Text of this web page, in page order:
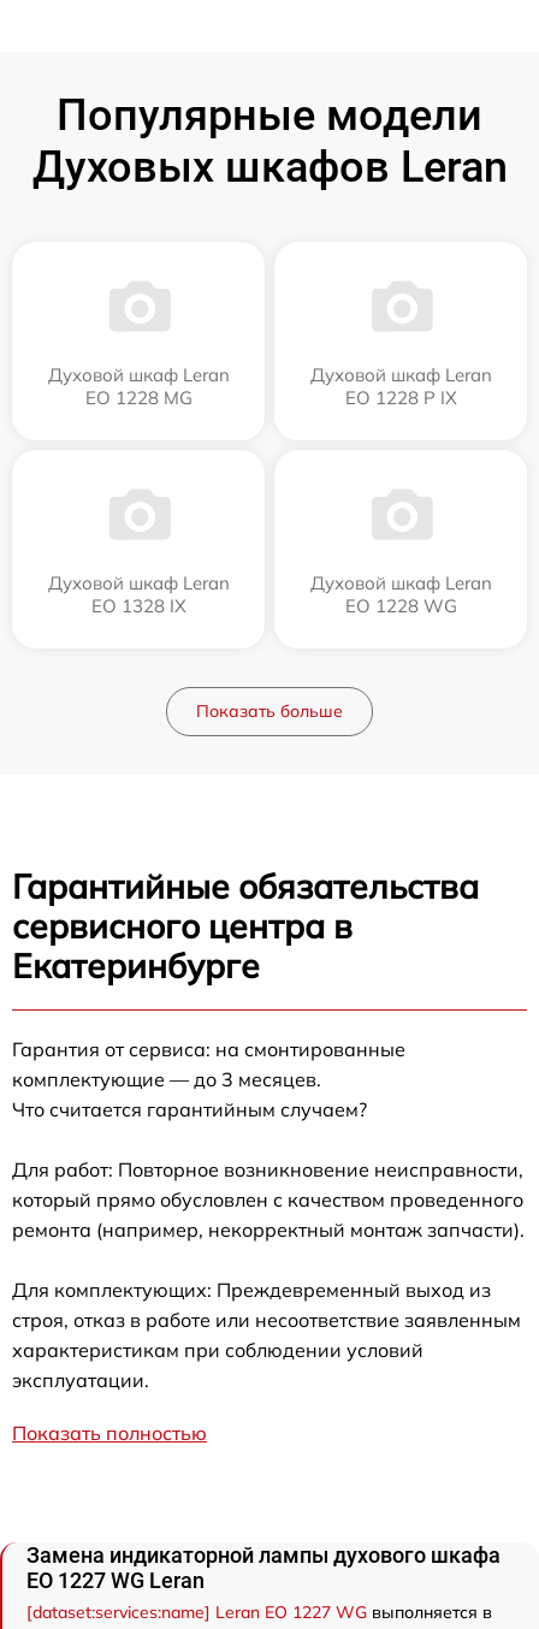
Популярные модели
Духовых шкафов Leran
Духовой шкаф Leran
EO 1228 MG
Духовой шкаф Leran
EO 1228 P IX
Духовой шкаф Leran
EO 1328 IX
Духовой шкаф Leran
EO 1228 WG
Показать больше
Гарантийные обязательства
сервисного центра в
Екатеринбурге
Гарантия от сервиса: на смонтированные
комплектующие — до 3 месяцев.
Что считается гарантийным случаем?
Для работ: Повторное возникновение неисправности,
который прямо обусловлен с качеством проведенного
ремонта (например, некорректный монтаж запчасти).
Для комплектующих: Преждевременный выход из
строя, отказ в работе или несоответствие заявленным
характеристикам при соблюдении условий
эксплуатации.
Показать полностью
Замена индикаторной лампы духового шкафа
EO 1227 WG Leran
[dataset:services:name] Leran EO 1227 WG выполняется в